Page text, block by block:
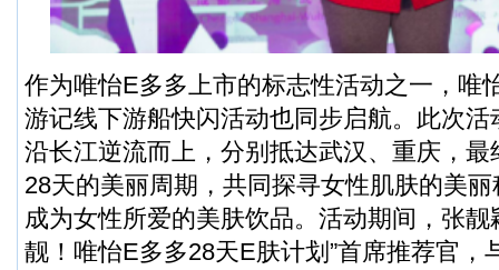
作为唯怡E多多上市的标志性活动之一，唯
游记线下游船快闪活动也同步启航。此次
沿长江逆流而上，分别抵达武汉、重庆，
28天的美丽周期，共同探寻女性肌肤的美
成为女性所爱的美肤饮品。活动期间，张靓
靓！唯怡E多多28天E肤计划”首席推荐官，